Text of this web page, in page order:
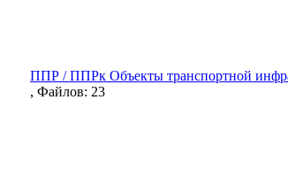
ППР / ППРк Объекты транспортной
, Файлов: 23